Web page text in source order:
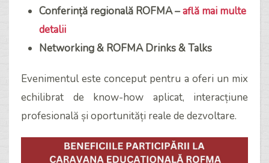
Conferință regională ROFMA –află mai multe
detalii
Networking & ROFMA Drinks & Talks
Evenimentul este conceput pentru a oferi un mix
echilibrat de know-how aplicat, interacțiune
profesională și oportunități reale de dezvoltare.